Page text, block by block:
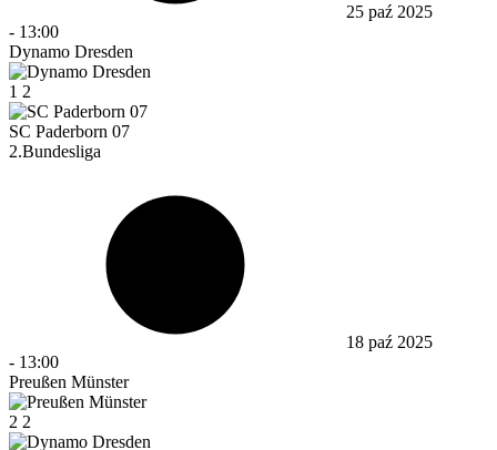
25 paź 2025
- 13:00
Dynamo Dresden
1 2
SC Paderborn 07
2.Bundesliga
18 paź 2025
- 13:00
Preußen Münster
2 2